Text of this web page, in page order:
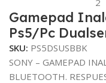
Gamepad
Ps5/Pc
SKU: PS5DSUSBBK
SONY – GAMEPAD
BLUETOOTH.